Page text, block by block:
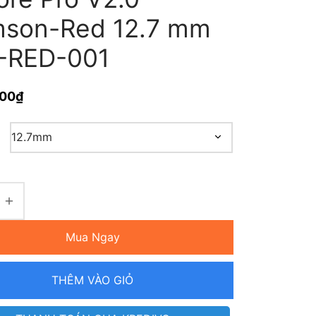
Red 12.7 mm
001
₫
Mua Ngay
THÊM VÀO GIỎ